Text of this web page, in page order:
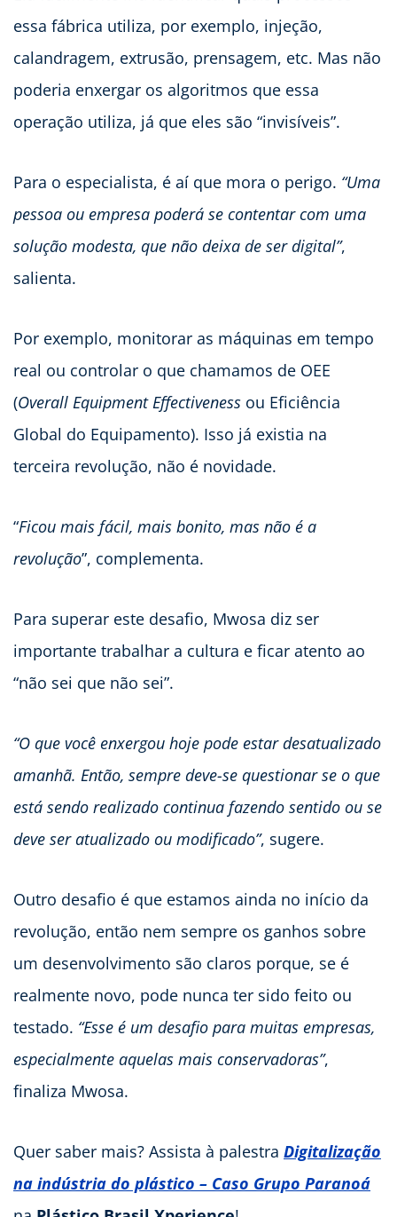
essa fábrica utiliza, por exemplo, injeção,
calandragem, extrusão, prensagem, etc. Mas não
poderia enxergar os algoritmos que essa
operação utiliza, já que eles são “invisíveis”.
Para o especialista, é aí que mora o perigo. “Uma
pessoa ou empresa poderá se contentar com uma
solução modesta, que não deixa de ser digital”,
salienta.
Por exemplo, monitorar as máquinas em tempo
real ou controlar o que chamamos de OEE
(Overall Equipment Effectiveness ou Eficiência
Global do Equipamento). Isso já existia na
terceira revolução, não é novidade.
“Ficou mais fácil, mais bonito, mas não é a
revolução”, complementa.
Para superar este desafio, Mwosa diz ser
importante trabalhar a cultura e ficar atento ao
“não sei que não sei”.
“O que você enxergou hoje pode estar desatualizado
amanhã. Então, sempre deve-se questionar se o que
está sendo realizado continua fazendo sentido ou se
deve ser atualizado ou modificado”, sugere.
Outro desafio é que estamos ainda no início da
revolução, então nem sempre os ganhos sobre
um desenvolvimento são claros porque, se é
realmente novo, pode nunca ter sido feito ou
testado. “Esse é um desafio para muitas empresas,
especialmente aquelas mais conservadoras”,
finaliza Mwosa.
Quer saber mais? Assista à palestra Digitalização
na indústria do plástico – Caso Grupo Paranoá